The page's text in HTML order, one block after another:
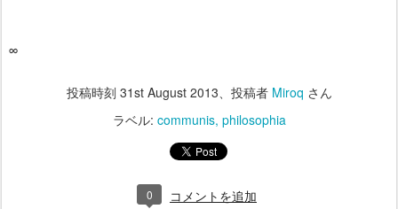
∞
投稿時刻 31st August 2013、投稿者 Miroq さん
ラベル: communis philosophia
0 コメントを追加